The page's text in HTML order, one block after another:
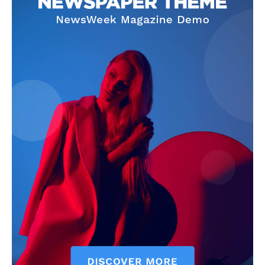
szubjektív élményportál
ELŐFIZETÉS
Hasznos
bSZ fiók